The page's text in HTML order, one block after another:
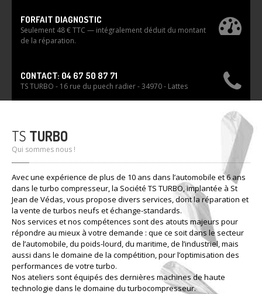
FORFAIT DIAGNOSTIC
Seulement 48 € TTC — intégralement déduit du montant
de la réparation.
CONTACT: 04 67 50 87 71
TS TURBO - 16 rue du puech radier - 34970 - Lattes
TS TURBO
Qui sommes nous !
Avec une expérience de plus de 10 ans dans l’automobile et 6 ans
dans le turbo compresseur, la Société TS TURBO, implantée à St
Jean de Védas, vous propose divers services, dont la réparation et
la vente de turbos neufs et échange-standards.
Nos services et nos compétences sont des atouts majeurs pour
répondre au mieux à votre demande : que ce soit dans le secteur
de l’automobile, du poids-lourd, du maritime, de l’industriel, mais
aussi dans le domaine de la compétition, pour l’optimisation des
performances de votre turbo.
Nos ateliers sont équipés des dernières machines de haute
technologie dans le domaine du turbocompresseur.